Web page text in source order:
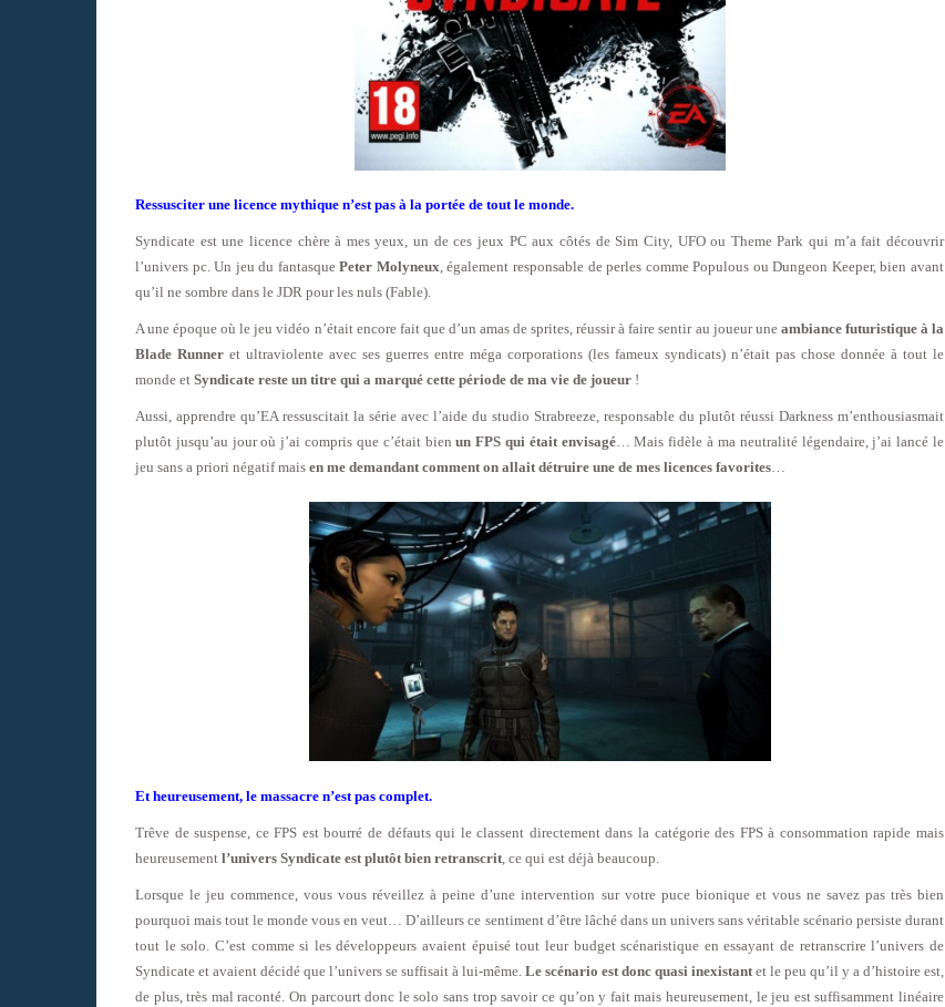
Ressusciter une licence mythique n’est pas à la portée de tout le monde.
Syndicate est une licence chère à mes yeux, un de ces jeux PC aux côtés de Sim City, UFO ou Theme Park qui m’a fait découvrir
l’univers pc. Un jeu du fantasquePeter Molyneux, également responsable de perles comme Populous ou Dungeon Keeper, bien avant
qu’il ne sombre dans le JDR pour les nuls (Fable).
A une époque où le jeu vidéo n’était encore fait que d’un amas de sprites, réussir à faire sentir au joueur une ambiance futuristique à la
Blade Runner et ultraviolente avec ses guerres entre méga corporations (les fameux syndicats) n’était pas chose donnée à tout le
monde et Syndicate reste un titre qui a marqué cette période de ma vie de joueur !
Aussi, apprendre qu’EA ressuscitait la série avec l’aide du studio Strabreeze, responsable du plutôt réussi Darkness m’enthousiasmait
plutôt jusqu’au jour où j’ai compris que c’était bienun FPS qui était envisagé… Mais fidèle à ma neutralité légendaire, j’ai lancé le
jeu sans a priori négatif mais en me demandant comment on allait détruire une de mes licences favorites…
Et heureusement, le massacre n’est pas complet.
Trêve de suspense, ce FPS est bourré de défauts qui le classent directement dans la catégorie des FPS à consommation rapide mais
heureusement l’univers Syndicate est plutôt bien retranscrit , ce qui est déjà beaucoup.
Lorsque le jeu commence, vous vous réveillez à peine d’une intervention sur votre puce bionique et vous ne savez pas très bien
pourquoi mais tout le monde vous en veut… D’ailleurs ce sentiment d’être lâché dans un univers sans véritable scénario persiste durant
tout le solo. C’est comme si les développeurs avaient épuisé tout leur budget scénaristique en essayant de retranscrire l’univers de
Syndicate et avaient décidé que l’univers se suffisait à lui-même. Le scénario est donc quasi inexistant et le peu qu’il y a d’histoire est,
de plus, très mal raconté. On parcourt donc le solo sans trop savoir ce qu’on y fait mais heureusement, le jeu est suffisamment linéaire